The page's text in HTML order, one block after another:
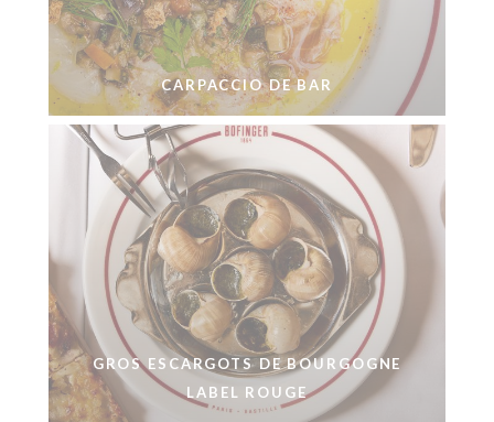
CARPACCIO DE BAR
GROS ESCARGOTS DE BOURGOGNE
LABEL ROUGE